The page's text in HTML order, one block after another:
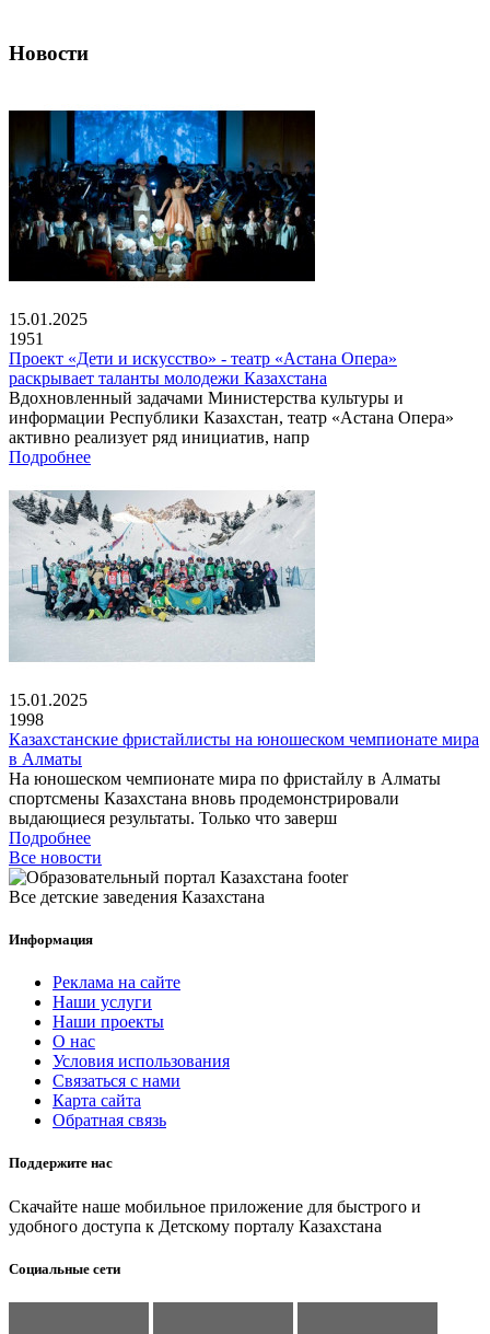
Новости
15.01.2025
1951
Проект «Дети и искусство» - театр «Астана Опера»
раскрывает таланты молодежи Казахстана
Вдохновленный задачами Министерства культуры и
информации Республики Казахстан, театр «Астана Опера»
активно реализует ряд инициатив, напр
Подробнее
15.01.2025
1998
Казахстанские фристайлисты на юношеском чемпионате мира
в Алматы
На юношеском чемпионате мира по фристайлу в Алматы
спортсмены Казахстана вновь продемонстрировали
выдающиеся результаты. Только что заверш
Подробнее
Все новости
Все детские заведения Казахстана
Информация
Реклама на сайте
Наши услуги
Наши проекты
О нас
Условия использования
Связаться с нами
Карта сайта
Обратная связь
Поддержите нас
Скачайте наше мобильное приложение для быстрого и
удобного доступа к Детскому порталу Казахстана
Социальные сети